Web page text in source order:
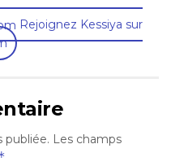
Rejoignez Kessiya sur
publiée. Les champs